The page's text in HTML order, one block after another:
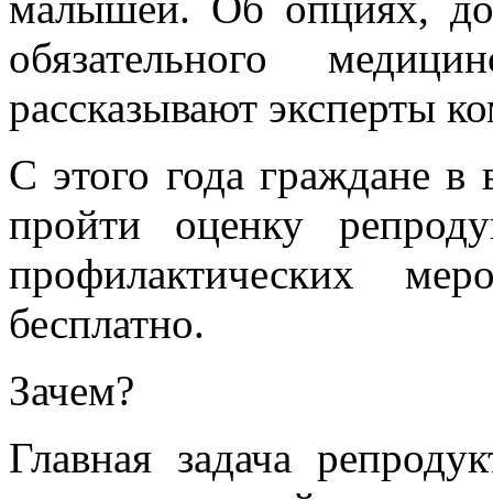
обязательного
рассказывают эксперты
С этого года граждане в
пройти оценку
профилактических
бесплатно.
Зачем?
Главная задача